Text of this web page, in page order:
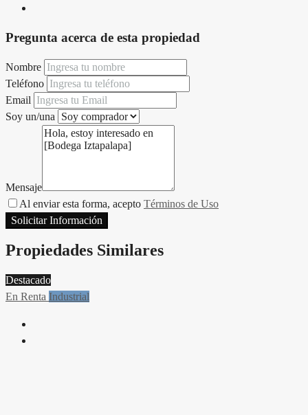
Pregunta acerca de esta propiedad
Nombre
Teléfono
Email
Soy un/una
Mensaje
Al enviar esta forma, acepto Términos de Uso
Solicitar Información
Propiedades Similares
Destacado
En Renta Industrial